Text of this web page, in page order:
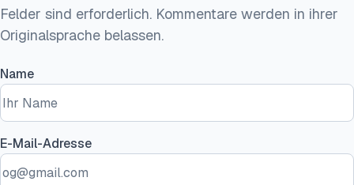
Felder sind erforderlich. Kommentare werden in ihrer
Originalsprache belassen.
Name
E-Mail-Adresse